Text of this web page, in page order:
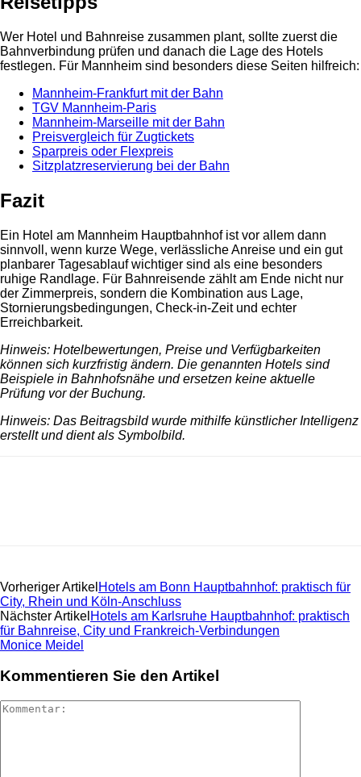
Wer Hotel und Bahnreise zusammen plant, sollte zuerst die
Bahnverbindung prüfen und danach die Lage des Hotels
festlegen. Für Mannheim sind besonders diese Seiten hilfreich:
Mannheim-Frankfurt mit der Bahn
TGV Mannheim-Paris
Mannheim-Marseille mit der Bahn
Preisvergleich für Zugtickets
Sparpreis oder Flexpreis
Sitzplatzreservierung bei der Bahn
Fazit
Ein Hotel am Mannheim Hauptbahnhof ist vor allem dann
sinnvoll, wenn kurze Wege, verlässliche Anreise und ein gut
planbarer Tagesablauf wichtiger sind als eine besonders
ruhige Randlage. Für Bahnreisende zählt am Ende nicht nur
der Zimmerpreis, sondern die Kombination aus Lage,
Stornierungsbedingungen, Check-in-Zeit und echter
Erreichbarkeit.
Hinweis: Hotelbewertungen, Preise und Verfügbarkeiten
können sich kurzfristig ändern. Die genannten Hotels sind
Beispiele in Bahnhofsnähe und ersetzen keine aktuelle
Prüfung vor der Buchung.
Hinweis: Das Beitragsbild wurde mithilfe künstlicher Intelligenz
erstellt und dient als Symbolbild.
Vorheriger Artikel Hotels am Bonn Hauptbahnhof: praktisch für
City, Rhein und Köln-Anschluss
Nächster Artikel Hotels am Karlsruhe Hauptbahnhof: praktisch
für Bahnreise, City und Frankreich-Verbindungen
Monice Meidel
Kommentieren Sie den Artikel